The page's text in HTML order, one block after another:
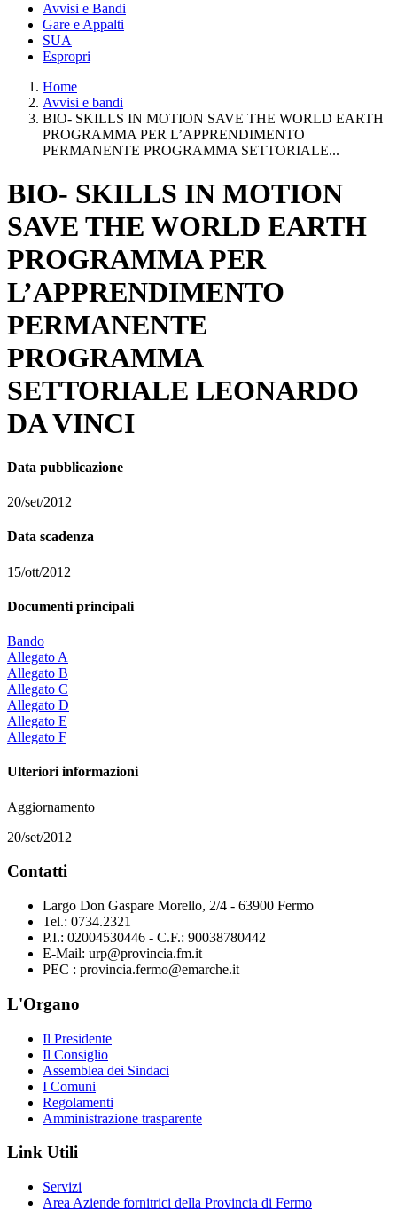
Avvisi e Bandi
Gare e Appalti
SUA
Espropri
Home
Avvisi e bandi
BIO- SKILLS IN MOTION SAVE THE WORLD EARTH
PROGRAMMA PER L’APPRENDIMENTO
PERMANENTE PROGRAMMA SETTORIALE...
BIO- SKILLS IN MOTION
SAVE THE WORLD EARTH
PROGRAMMA PER
L’APPRENDIMENTO
PERMANENTE
PROGRAMMA
SETTORIALE LEONARDO
DA VINCI
Data pubblicazione
20/set/2012
Data scadenza
15/ott/2012
Documenti principali
Bando
Allegato A
Allegato B
Allegato C
Allegato D
Allegato E
Allegato F
Ulteriori informazioni
Aggiornamento
20/set/2012
Contatti
Largo Don Gaspare Morello, 2/4 - 63900 Fermo
Tel.: 0734.2321
P.I.: 02004530446 - C.F.: 90038780442
E-Mail: urp@provincia.fm.it
PEC : provincia.fermo@emarche.it
L'Organo
Il Presidente
Il Consiglio
Assemblea dei Sindaci
I Comuni
Regolamenti
Amministrazione trasparente
Link Utili
Servizi
Area Aziende fornitrici della Provincia di Fermo